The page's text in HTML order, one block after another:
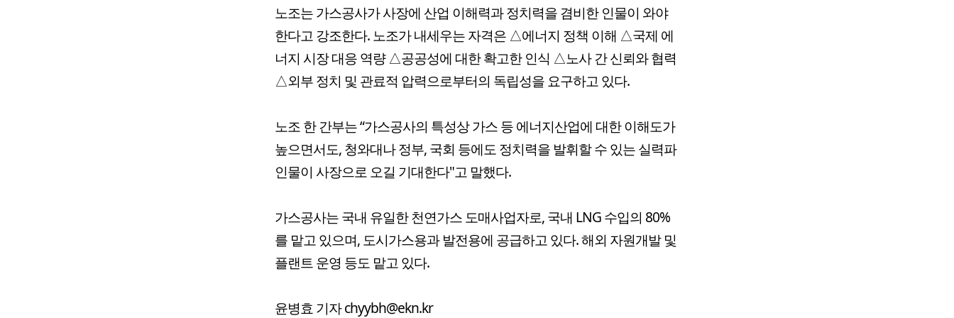
노조는 가스공사가 사장에 산업 이해력과 정치력을 겸비한 인물이 와야
한다고 강조한다. 노조가 내세우는 자격은 △에너지 정책 이해 △국제 에
너지 시장 대응 역량 △공공성에 대한 확고한 인식 △노사 간 신뢰와 협력
△외부 정치 및 관료적 압력으로부터의 독립성을 요구하고 있다.
노조 한 간부는 “가스공사의 특성상 가스 등 에너지산업에 대한 이해도가
높으면서도, 청와대나 정부, 국회 등에도 정치력을 발휘할 수 있는 실력파
인물이 사장으로 오길 기대한다"고 말했다.
가스공사는 국내 유일한 천연가스 도매사업자로, 국내 LNG 수입의 80%
를 맡고 있으며, 도시가스용과 발전용에 공급하고 있다. 해외 자원개발 및
플랜트 운영 등도 맡고 있다.
윤병효 기자 chyybh@ekn.kr